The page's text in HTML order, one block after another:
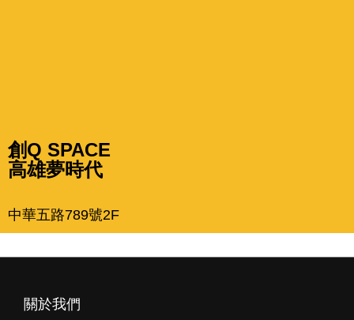
創Q SPACE
高雄夢時代
中華五路789號2F
關於我們